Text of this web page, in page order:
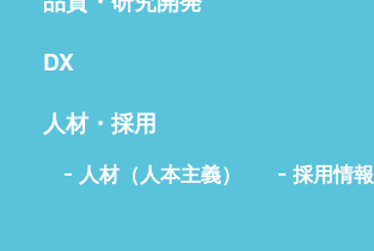
DX
人材・採用
人材（人本主義） 採用情報